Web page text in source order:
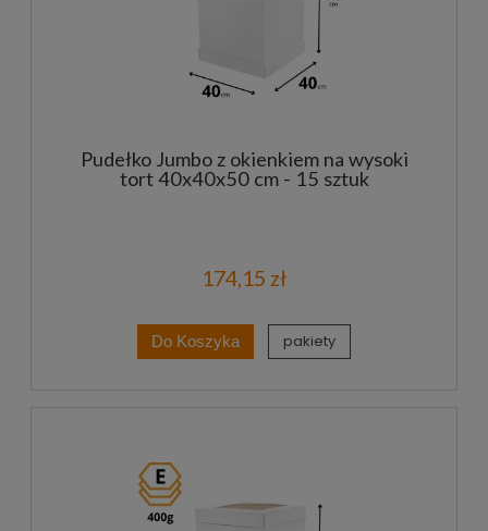
Pudełko Jumbo z okienkiem na wysoki
tort 40x40x50 cm - 15 sztuk
174,15 zł
Do Koszyka pakiety